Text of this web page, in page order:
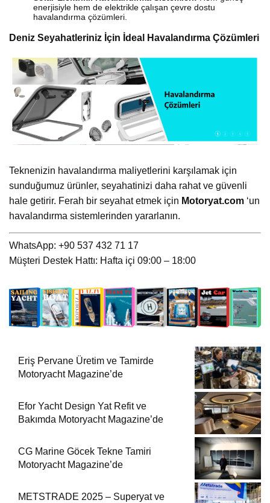
enerjisiyle hem de elektrikle çalışan çevre dostu
havalandırma çözümleri.
Deniz Seyahatleriniz İçin İdeal Havalandırma Çözümleri
Teknenizin havalandırma maliyetlerini karşılamak için
sunduğumuz ürünler, seyahatinizi daha rahat ve güvenli
hale getirir. Ferah bir seyahat etmek için Motoryat.com ‘un
havalandırma sistemlerinden yararlanın.
WhatsApp: +90 537 432 71 17
Müşteri Destek Hattı: Hafta içi 09:00 – 18:00
Eriş Pervane Üretim ve Tamirde
Motoryacht Magazine’de
Efor Yacht Design Yat Refit ve
Bakımda Motoryacht Magazine’de
CG Marine Göcek Tekne Tamiri
Motoryacht Magazine’de
METSTRADE 2025 – Superyat ve